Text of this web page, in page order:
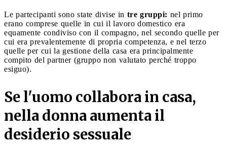
Le partecipanti sono state divise in tre gruppi: nel primo
erano comprese quelle in cui il lavoro domestico era
equamente condiviso con il compagno, nel secondo quelle per
cui era prevalentemente di propria competenza, e nel terzo
quelle per cui la gestione della casa era principalmente
compito del partner (gruppo non valutato perché troppo
esiguo).
Se l'uomo collabora in casa,
nella donna aumenta il
desiderio sessuale